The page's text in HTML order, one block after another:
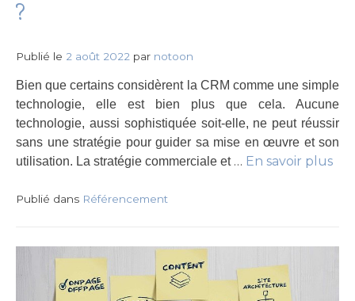
?
Publié le 2 août 2022 par notoon
Bien que certains considèrent la CRM comme une simple
technologie, elle est bien plus que cela. Aucune
technologie, aussi sophistiquée soit-elle, ne peut réussir
sans une stratégie pour guider sa mise en œuvre et son
utilisation. La stratégie commerciale et … En savoir plus
Publié dans Référencement